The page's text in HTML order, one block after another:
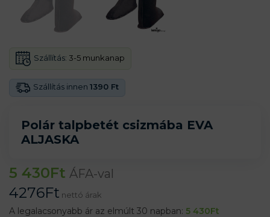
Polár talpbetét csizmába EVA
ALJASKA
Szállítás innen 1390 Ft
Szállítás: 3-5 munkanap
5 430Ft ÁFA-val
4276Ft nettó árak
A legalacsonyabb ár az elmúlt 30 napban: 5 430Ft